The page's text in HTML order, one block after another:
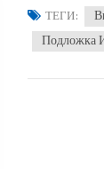
ТЕГИ :
Подложка